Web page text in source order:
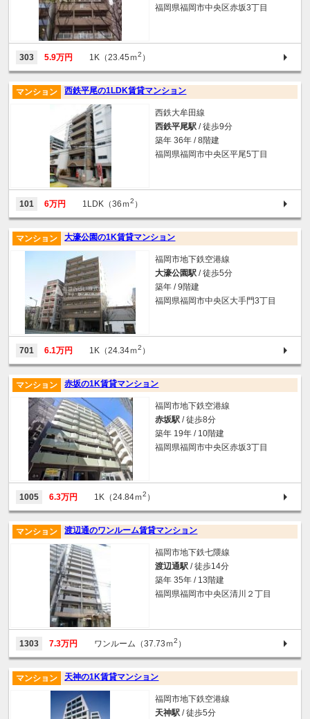
福岡県福岡市中央区赤坂3丁目
303 5.9万円 1K（23.45ｍ2 ）
西鉄平尾の1LDK賃貸マンション
マンション
西鉄大牟田線
西鉄平尾駅 / 徒歩9分
築年 36年 / 8階建
福岡県福岡市中央区平尾5丁目
101 6万円 1LDK（36ｍ2 ）
大濠公園の1K賃貸マンション
マンション
福岡市地下鉄空港線
大濠公園駅 / 徒歩5分
築年 / 9階建
福岡県福岡市中央区大手門3丁目
701 6.1万円 1K（24.34ｍ2 ）
赤坂の1K賃貸マンション
マンション
福岡市地下鉄空港線
赤坂駅 / 徒歩8分
築年 19年 / 10階建
福岡県福岡市中央区赤坂3丁目
1005 6.3万円 1K（24.84ｍ2 ）
渡辺通のワンルーム賃貸マンション
マンション
福岡市地下鉄七隈線
渡辺通駅 / 徒歩14分
築年 35年 / 13階建
福岡県福岡市中央区清川２丁目
1303 7.3万円 ワンルーム（37.73ｍ2 ）
天神の1K賃貸マンション
マンション
福岡市地下鉄空港線
天神駅 / 徒歩5分